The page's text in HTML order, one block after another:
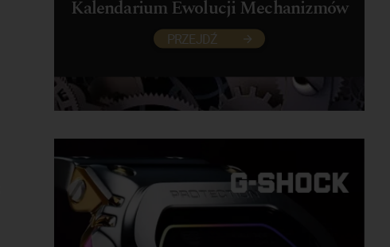
Kalendarium Ewolucji Mechanizmów
PRZEJDŹ